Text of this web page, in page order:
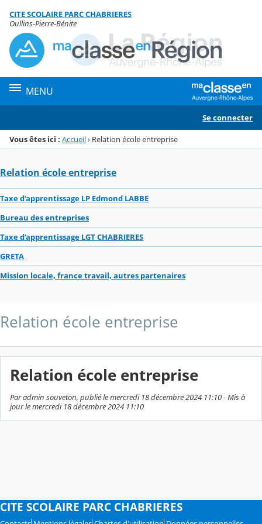
Menu de la rubrique
Contenu
CITE SCOLAIRE PARC CHABRIERES
Oullins-Pierre-Bénite
MENU
Se connecter
Vous êtes ici : Accueil› Relation école entreprise
Relation école entreprise
Taxe d'apprentissage LP Edmond LABBE
Bureau des entreprises
Taxe d'apprentissage LGT CHABRIERES
GRETA
Mission locale, france travail, autres partenaires
Relation école entreprise
Relation école entreprise
Par admin souveton, publié le mercredi 18 décembre 2024 11:10 - Mis à
jour le mercredi 18 décembre 2024 11:10
CITE SCOLAIRE PARC CHABRIERES